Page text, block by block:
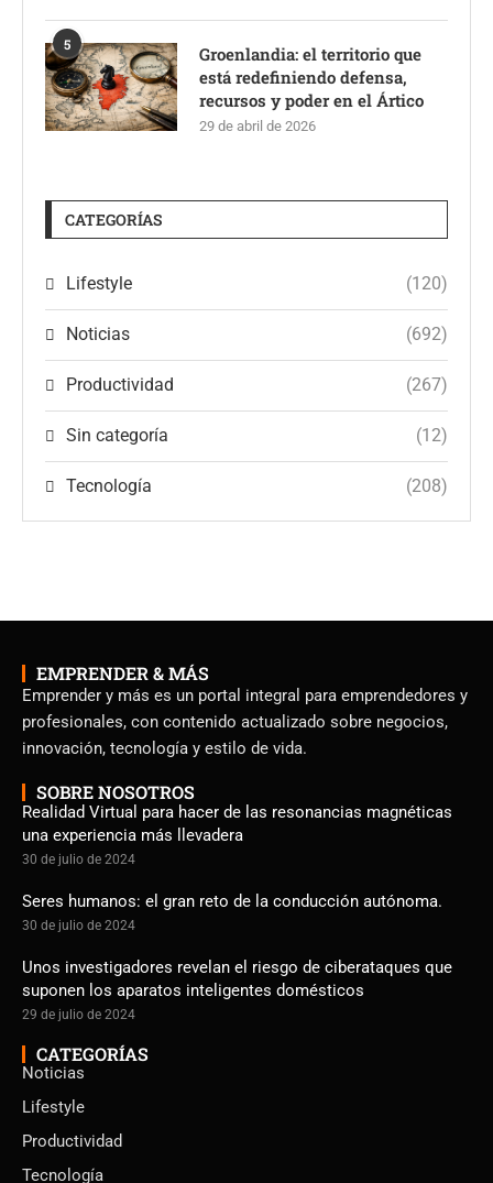
5
Groenlandia: el territorio que
está redefiniendo defensa,
recursos y poder en el Ártico
29 de abril de 2026
CATEGORÍAS
Lifestyle (120)
Noticias (692)
Productividad (267)
Sin categoría (12)
Tecnología (208)
EMPRENDER & MÁS
Emprender y más es un portal integral para emprendedores y
profesionales, con contenido actualizado sobre negocios,
innovación, tecnología y estilo de vida.
SOBRE NOSOTROS
Realidad Virtual para hacer de las resonancias magnéticas
una experiencia más llevadera
30 de julio de 2024
Seres humanos: el gran reto de la conducción autónoma.
30 de julio de 2024
Unos investigadores revelan el riesgo de ciberataques que
suponen los aparatos inteligentes domésticos
29 de julio de 2024
CATEGORÍAS
Noticias
Lifestyle
Productividad
Tecnología